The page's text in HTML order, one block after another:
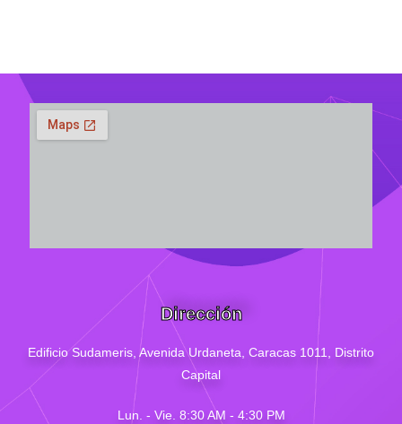
Dirección
Edificio Sudameris, Avenida Urdaneta, Caracas 1011, Distrito
Capital
Lun. - Vie. 8:30 AM - 4:30 PM